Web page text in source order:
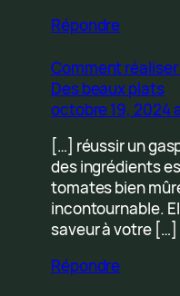
Répondre
Comment
Des beaux plats
octobre 19, 2024
[…] réussir un
des ingrédients
tomates bien
incontournable.
saveur à votre […]
Répondre